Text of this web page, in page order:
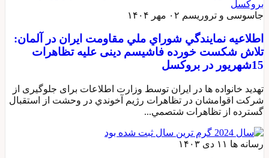
جاسوسی و تروریسم ۰۲ مهر ۱۴۰۴
اطلاعيه نمايندگي شوراي ملي مقاومت ايران در آلمان:
تلاش شکست خورده فاشیسم دینی علیه تظاهرات
15شهریور در بروکسل
تهدید خانواده ها در ایران توسط وزارت اطلاعات برای جلوگیری از
شرکت اقوامشان در تظاهرات رژيم آخوندي در وحشت از استقبال
گسترده از تظاهرات شتصمي...
رسانه ها ۱۱ دی ۱۴۰۳